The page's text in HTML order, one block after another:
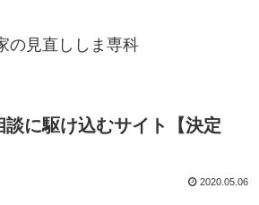
の見直ししま専科
に駆け込むサイト【決定
2020.05.06